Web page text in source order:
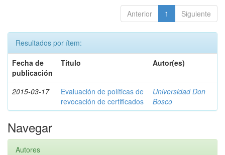
Anterior 1 Siguiente
Resultados por ítem:
Fecha de
publicación
Título Autor(es)
2015-03-17
Evaluación de políticas de
revocación de certificados
Universidad Don
Bosco
Navegar
Autores